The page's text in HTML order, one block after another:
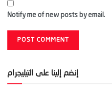
Notify me of new posts by email.
إنضم إلينا على التيليجرام